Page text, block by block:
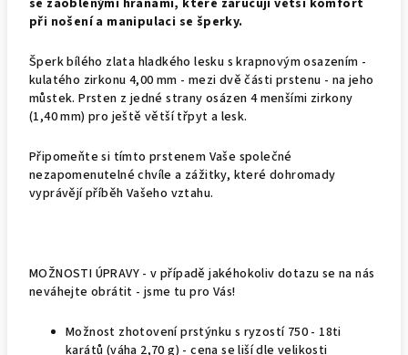
se zaoblenými hranami, které zaručují větší komfort
při nošení a manipulaci se šperky.
Šperk bílého zlata hladkého lesku s krapnovým osazením -
kulatého zirkonu 4,00 mm - mezi dvě části prstenu - na jeho
můstek. Prsten z jedné strany osázen 4 menšími zirkony
(1,40 mm) pro ještě větší třpyt a lesk.
Připomeňte si tímto prstenem Vaše společné
nezapomenutelné chvíle a zážitky, které dohromady
vyprávějí příběh Vašeho vztahu.
MOŽNOSTI ÚPRAVY - v případě jakéhokoliv dotazu se na nás
neváhejte obrátit - jsme tu pro Vás!
Možnost zhotovení prstýnku s ryzostí 750 - 18ti
karátů (váha 2,70 g) - cena se liší dle velikosti